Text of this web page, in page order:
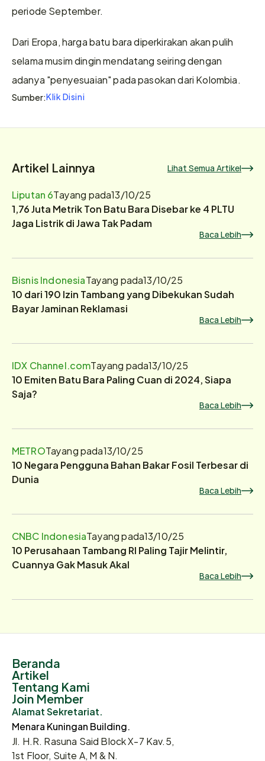
periode September.
Dari Eropa, harga batu bara diperkirakan akan pulih
selama musim dingin mendatang seiring dengan
adanya "penyesuaian" pada pasokan dari Kolombia.
Sumber:Klik Disini
Artikel Lainnya Lihat Semua Artikel
Liputan 6Tayang pada13/10/25
1,76 Juta Metrik Ton Batu Bara Disebar ke 4 PLTU
Jaga Listrik di Jawa Tak Padam
Baca Lebih
Bisnis IndonesiaTayang pada13/10/25
10 dari 190 Izin Tambang yang Dibekukan Sudah
Bayar Jaminan Reklamasi
Baca Lebih
IDX Channel.comTayang pada13/10/25
10 Emiten Batu Bara Paling Cuan di 2024, Siapa
Saja?
Baca Lebih
METROTayang pada13/10/25
10 Negara Pengguna Bahan Bakar Fosil Terbesar di
Dunia
Baca Lebih
CNBC IndonesiaTayang pada13/10/25
10 Perusahaan Tambang RI Paling Tajir Melintir,
Cuannya Gak Masuk Akal
Baca Lebih
Beranda
Artikel
Tentang Kami
Join Member
Alamat Sekretariat.
Menara Kuningan Building.
Jl. H.R. Rasuna Said Block X-7 Kav.5,
1st Floor, Suite A, M & N.